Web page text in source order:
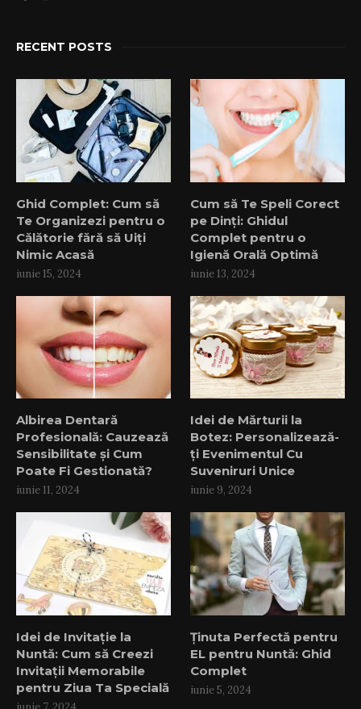
RECENT POSTS
Ghid Complet: Cum să
Te Organizezi pentru o
Călătorie fără să Uiți
Nimic Acasă
iunie 15, 2024
Cum să Te Speli Corect
pe Dinți: Ghidul
Complet pentru o
Igienă Orală Optimă
iunie 13, 2024
Albirea Dentară
Profesională: Cauzează
Sensibilitate și Cum
Poate Fi Gestionată?
iunie 11, 2024
Idei de Mărturii la
Botez: Personalizează-
ți Evenimentul Cu
Suveniruri Unice
iunie 9, 2024
Idei de Invitație la
Nuntă: Cum să Creezi
Invitații Memorabile
pentru Ziua Ta Specială
Ținuta Perfectă pentru
EL pentru Nuntă: Ghid
Complet
iunie 5, 2024